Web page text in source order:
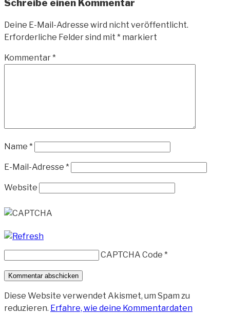
Schreibe einen Kommentar
Deine E-Mail-Adresse wird nicht veröffentlicht.
Erforderliche Felder sind mit * markiert
Kommentar*
Name *
E-Mail-Adresse *
Website
CAPTCHA Code *
Diese Website verwendet Akismet, um Spam zu
reduzieren. Erfahre, wie deine Kommentardaten